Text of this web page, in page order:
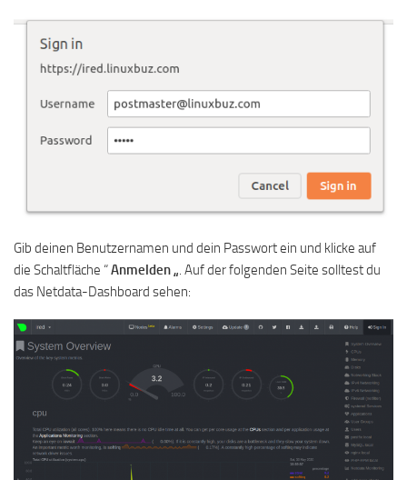
Gib deinen Benutzernamen und dein Passwort ein und klicke auf
die Schaltfläche “Anmelden„. Auf der folgenden Seite solltest du
das Netdata-Dashboard sehen: